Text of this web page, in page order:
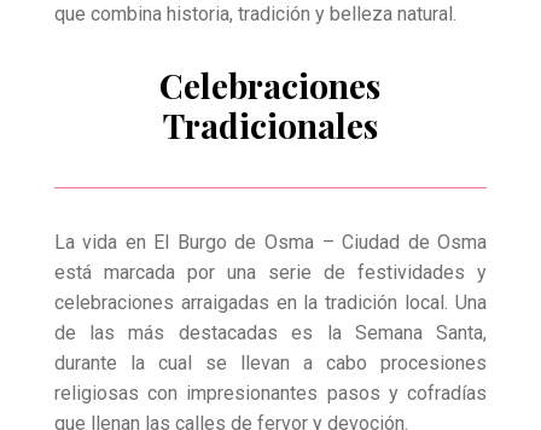
que combina historia, tradición y belleza natural.
Celebraciones
Tradicionales
La vida en El Burgo de Osma – Ciudad de Osma
está marcada por una serie de festividades y
celebraciones arraigadas en la tradición local. Una
de las más destacadas es la Semana Santa,
durante la cual se llevan a cabo procesiones
religiosas con impresionantes pasos y cofradías
que llenan las calles de fervor y devoción.